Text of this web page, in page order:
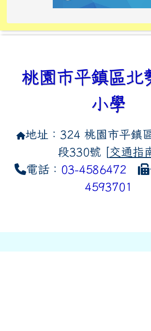
link to
link to
link to
link to
link to
link to
link to
link to
link to
link to
link to
桃園市平鎮區北
小學
地址：324 桃園市平鎮
段330號 [交通指
電話： 03-4586472
4593701